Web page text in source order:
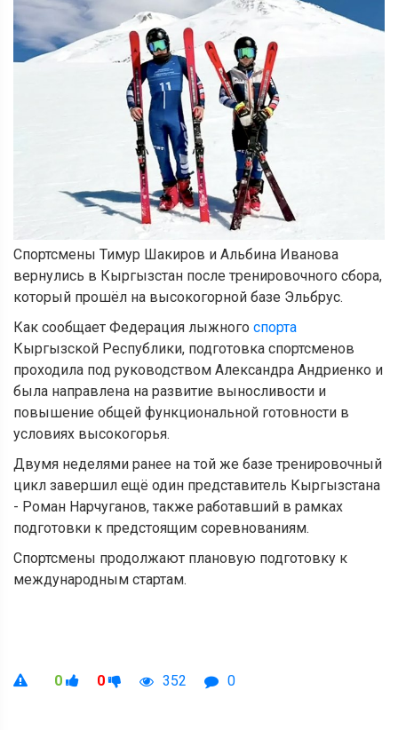
Спортсмены Тимур Шакиров и Альбина Иванова
вернулись в Кыргызстан после тренировочного сбора,
который прошёл на высокогорной базе Эльбрус.
Как сообщает Федерация лыжного спорта
Кыргызской Республики, подготовка спортсменов
проходила под руководством Александра Андриенко и
была направлена на развитие выносливости и
повышение общей функциональной готовности в
условиях высокогорья.
Двумя неделями ранее на той же базе тренировочный
цикл завершил ещё один представитель Кыргызстана
- Роман Нарчуганов, также работавший в рамках
подготовки к предстоящим соревнованиям.
Спортсмены продолжают плановую подготовку к
международным стартам.
0 0 352 0